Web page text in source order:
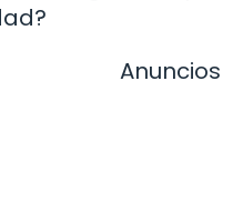
Anuncios